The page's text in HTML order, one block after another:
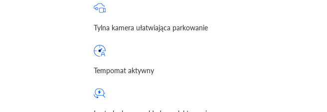
Tylna kamera ułatwiająca parkowanie
Tempomat aktywny